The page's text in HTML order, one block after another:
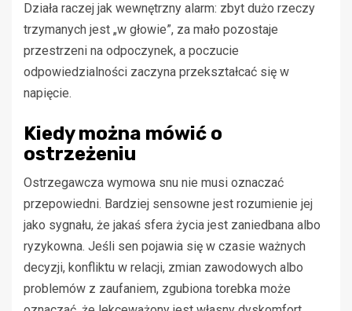
Działa raczej jak wewnętrzny alarm: zbyt dużo rzeczy
trzymanych jest „w głowie”, za mało pozostaje
przestrzeni na odpoczynek, a poczucie
odpowiedzialności zaczyna przekształcać się w
napięcie.
Kiedy można mówić o
ostrzeżeniu
Ostrzegawcza wymowa snu nie musi oznaczać
przepowiedni. Bardziej sensowne jest rozumienie jej
jako sygnału, że jakaś sfera życia jest zaniedbana albo
ryzykowna. Jeśli sen pojawia się w czasie ważnych
decyzji, konfliktu w relacji, zmian zawodowych albo
problemów z zaufaniem, zgubiona torebka może